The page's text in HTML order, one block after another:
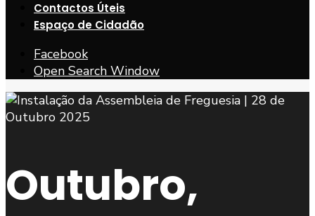
Contactos Úteis
Espaço de Cidadão
Facebook
Open Search Window
Outubro,